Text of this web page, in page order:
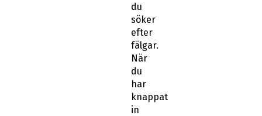
du
söker
efter
fälgar.
När
du
har
knappat
in